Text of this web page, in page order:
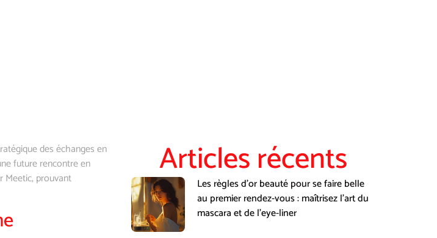
des échanges en
future rencontre en
Meetic, prouvant
Articles récents
Les règles d’or beauté pour se faire belle
au premier rendez-vous : maîtrisez l’art du
mascara et de l’eye-liner